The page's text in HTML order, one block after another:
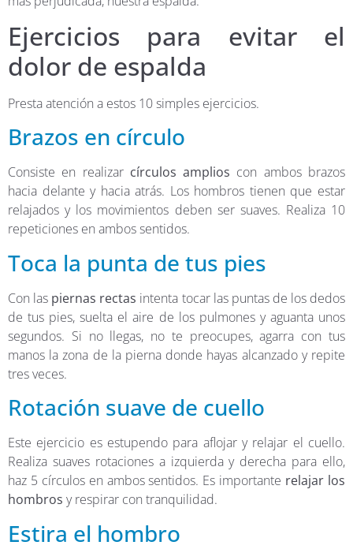
Ejercicios para evitar el
dolor de espalda
Presta atención a estos 10 simples ejercicios.
Brazos en círculo
Consiste en realizar círculos amplios con ambos brazos
hacia delante y hacia atrás. Los hombros tienen que estar
relajados y los movimientos deben ser suaves. Realiza 10
repeticiones en ambos sentidos.
Toca la punta de tus pies
Con las piernas rectas intenta tocar las puntas de los dedos
de tus pies, suelta el aire de los pulmones y aguanta unos
segundos. Si no llegas, no te preocupes, agarra con tus
manos la zona de la pierna donde hayas alcanzado y repite
tres veces.
Rotación suave de cuello
Este ejercicio es estupendo para aflojar y relajar el cuello.
Realiza suaves rotaciones a izquierda y derecha para ello,
haz 5 círculos en ambos sentidos. Es importante relajar los
hombros y respirar con tranquilidad.
Estira el hombro